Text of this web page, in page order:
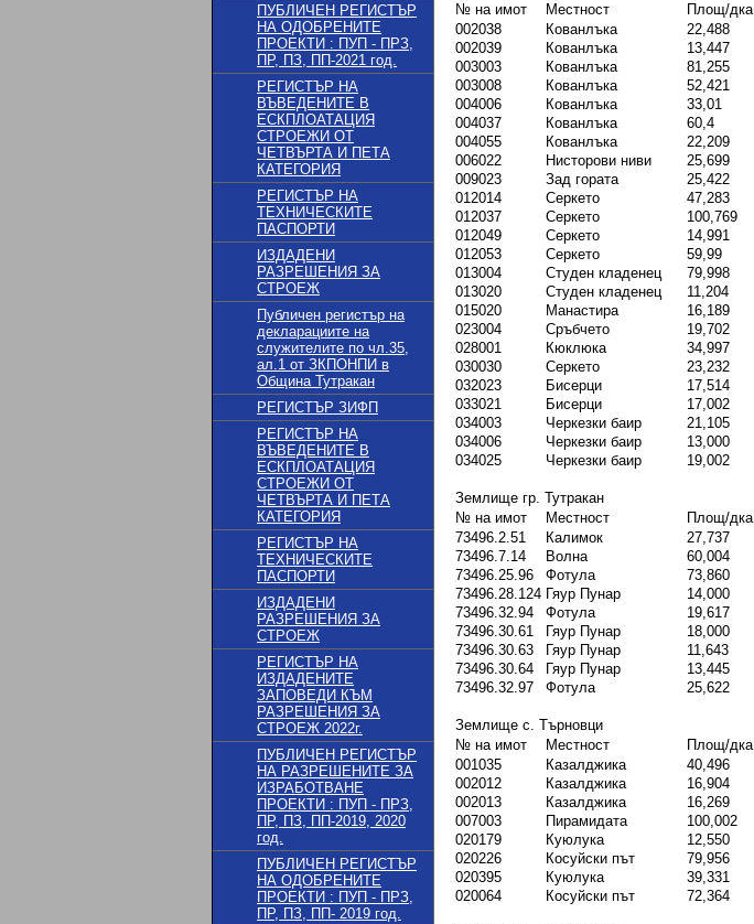
ПУБЛИЧЕН РЕГИСТЪР
НА ОДОБРЕНИТЕ
ПРОЕКТИ : ПУП - ПРЗ,
ПР, ПЗ, ПП-2021 год.
РЕГИСТЪР НА
ВЪВЕДЕНИТЕ В
ЕСКПЛОАТАЦИЯ
СТРОЕЖИ ОТ
ЧЕТВЪРТА И ПЕТА
КАТЕГОРИЯ
РЕГИСТЪР НА
ТЕХНИЧЕСКИТЕ
ПАСПОРТИ
ИЗДАДЕНИ
РАЗРЕШЕНИЯ ЗА
СТРОЕЖ
Публичен регистър на
декларациите на
служителите по чл.35,
ал.1 от ЗКПОНПИ в
Община Тутракан
РЕГИСТЪР ЗИФП
РЕГИСТЪР НА
ВЪВЕДЕНИТЕ В
ЕСКПЛОАТАЦИЯ
СТРОЕЖИ ОТ
ЧЕТВЪРТА И ПЕТА
КАТЕГОРИЯ
РЕГИСТЪР НА
ТЕХНИЧЕСКИТЕ
ПАСПОРТИ
ИЗДАДЕНИ
РАЗРЕШЕНИЯ ЗА
СТРОЕЖ
РЕГИСТЪР НА
ИЗДАДЕНИТЕ
ЗАПОВЕДИ КЪМ
РАЗРЕШЕНИЯ ЗА
СТРОЕЖ 2022г.
ПУБЛИЧЕН РЕГИСТЪР
НА РАЗРЕШЕНИТЕ ЗА
ИЗРАБОТВАНЕ
ПРОЕКТИ : ПУП - ПРЗ,
ПР, ПЗ, ПП-2019, 2020
год.
ПУБЛИЧЕН РЕГИСТЪР
НА ОДОБРЕНИТЕ
ПРОЕКТИ : ПУП - ПРЗ,
ПР, ПЗ, ПП- 2019 год.
№ на имот
Местност Площ/дка
002038
Кованлъка 22,488
002039
Кованлъка 13,447
003003
Кованлъка 81,255
003008
Кованлъка 52,421
004006
Кованлъка 33,01
004037
Кованлъка 60,4
004055
Кованлъка 22,209
006022
Нисторови ниви 25,699
009023
Зад гората 25,422
012014
Серкето 47,283
012037
Серкето 100,769
012049
Серкето 14,991
012053
Серкето 59,99
013004
Студен кладенец 79,998
013020
Студен кладенец 11,204
015020
Манастира 16,189
023004
Сръбчето 19,702
028001
Кюклюка 34,997
030030
Серкето 23,232
032023
Бисерци 17,514
033021
Бисерци 17,002
034003
Черкезки баир 21,105
034006
Черкезки баир 13,000
034025
Черкезки баир 19,002
Землище гр. Тутракан
№ на имот
Местност Площ/дка
73496.2.51
Калимок 27,737
73496.7.14
Волна 60,004
73496.25.96
Фотула 73,860
73496.28.124 Гяур Пунар 14,000
73496.32.94
Фотула 19,617
73496.30.61
Гяур Пунар 18,000
73496.30.63
Гяур Пунар 11,643
73496.30.64
Гяур Пунар 13,445
73496.32.97
Фотула 25,622
Землище с. Търновци
№ на имот
Местност Площ/дка
001035
Казалджика 40,496
002012
Казалджика 16,904
002013
Казалджика 16,269
007003
Пирамидата 100,002
020179
Куюлука 12,550
020226
Косуйски път 79,956
020395
Куюлука 39,331
020064
Косуйски път 72,364